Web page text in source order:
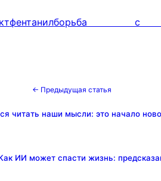
фентанилборьба с
← Предыдущая статья
читать наши мысли: это начало
ИИ может спасти жизнь: